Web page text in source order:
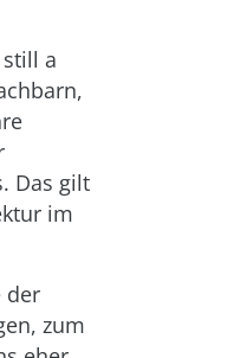
a
Das gilt
im
der
zum